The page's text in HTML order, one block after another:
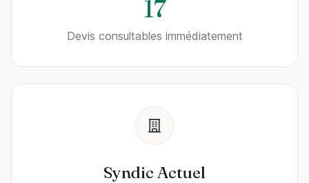
17
Devis consultables immédiatement
Syndic Actuel